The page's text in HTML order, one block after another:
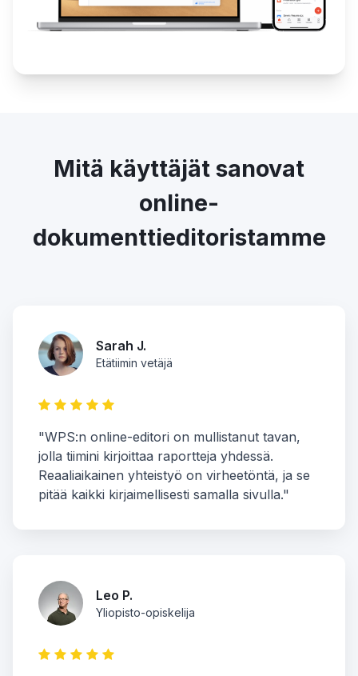
Mitä käyttäjät sanovat
online-
dokumenttieditoristamme
Sarah J.
Etätiimin vetäjä
"WPS:n online-editori on mullistanut tavan,
jolla tiimini kirjoittaa raportteja yhdessä.
Reaaliaikainen yhteistyö on virheetöntä, ja se
pitää kaikki kirjaimellisesti samalla sivulla."
Leo P.
Yliopisto-opiskelija